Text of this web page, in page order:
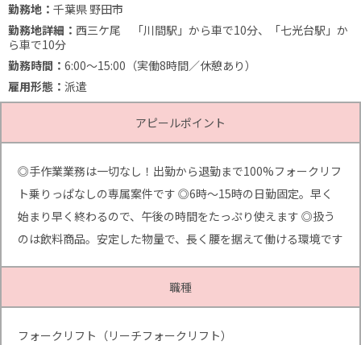
勤務地： 千葉県 野田市
勤務地詳細： 西三ケ尾 「川間駅」から車で10分、「七光台駅」か
ら車で10分
勤務時間： 6:00～15:00（実働8時間／休憩あり）
雇用形態： 派遣
アピールポイント
◎手作業業務は一切なし！出勤から退勤まで100%フォークリフ
ト乗りっぱなしの専属案件です ◎6時～15時の日勤固定。早く
始まり早く終わるので、午後の時間をたっぷり使えます ◎扱う
のは飲料商品。安定した物量で、長く腰を据えて働ける環境です
職種
フォークリフト（リーチフォークリフト）